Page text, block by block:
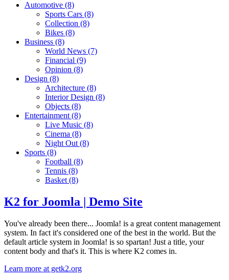
Automotive (8)
Sports Cars (8)
Collection (8)
Bikes (8)
Business (8)
World News (7)
Financial (9)
Opinion (8)
Design (8)
Architecture (8)
Interior Design (8)
Objects (8)
Entertainment(8)
Live Music (8)
Cinema (8)
Night Out(8)
Sports (8)
Football (8)
Tennis (8)
Basket(8)
K2 for Joomla | Demo Site
You've already been there... Joomla! is a great content management
system. In fact it's considered one of the best in the world. But the
default article system in Joomla! is so spartan! Just a title, your
content body and that's it. This is where K2 comes in.
Learn more at getk2.org